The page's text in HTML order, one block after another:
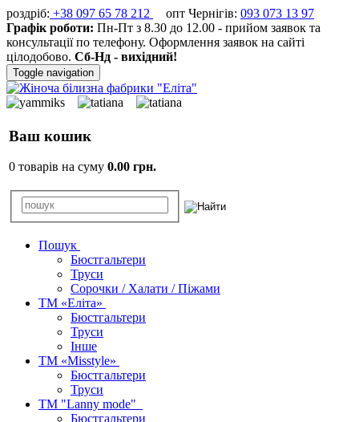
роздріб: +38 097 65 78 212 опт Чернігів: 093 073 13 97
Графік роботи: Пн-Пт з 8.30 до 12.00 - прийом заявок та
консультації по телефону. Оформлення заявок на сайті
цілодобово. Сб-Нд - вихідний!
Toggle navigation
Ваш кошик
0 товарів на суму 0.00 грн.
Пошук
Бюстгальтери
Труси
Сорочки / Халати / Піжами
ТМ «Еліта»
Бюстгальтери
Труси
Інше
ТМ «Misstyle»
Бюстгальтери
Труси
ТМ "Lanny mode"
Бюстгальтери